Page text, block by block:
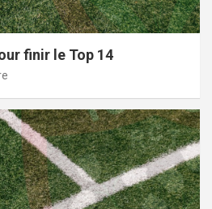
finir le Top 14